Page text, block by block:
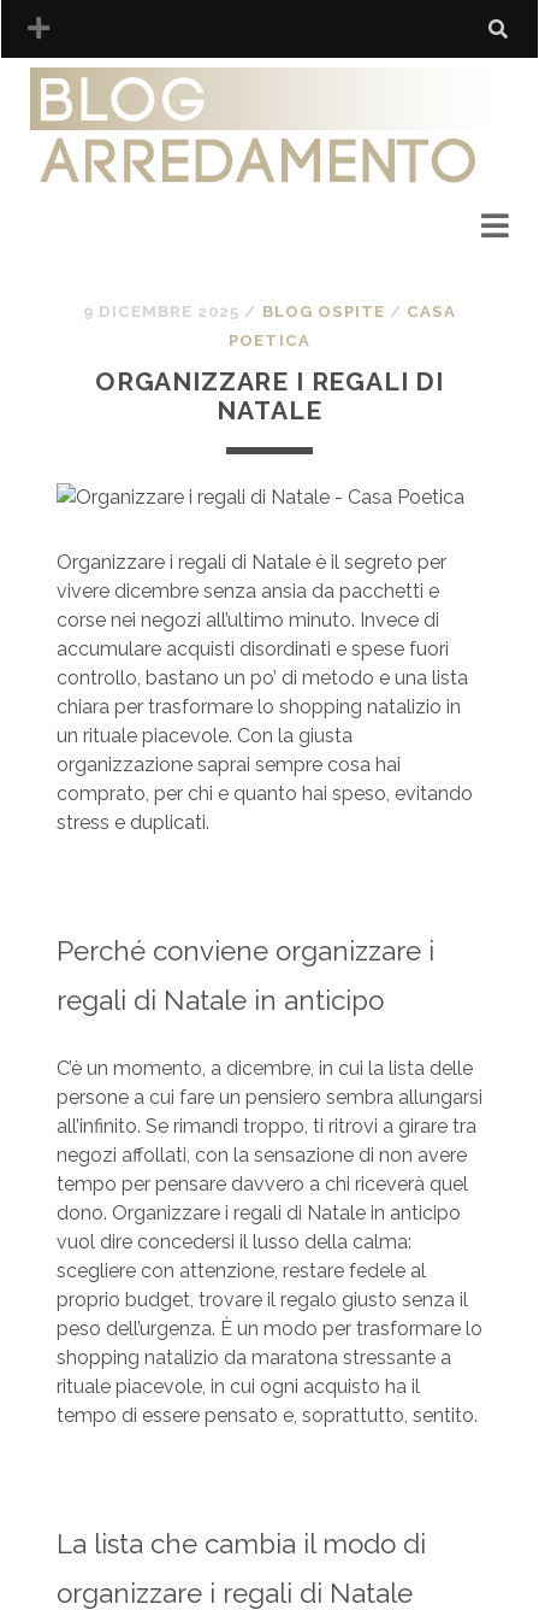
9 DICEMBRE 2025 / BLOG OSPITE / CASA
POETICA
ORGANIZZARE I REGALI DI
NATALE
Organizzare i regali di Natale è il segreto per
vivere dicembre senza ansia da pacchetti e
corse nei negozi all’ultimo minuto. Invece di
accumulare acquisti disordinati e spese fuori
controllo, bastano un po’ di metodo e una lista
chiara per trasformare lo shopping natalizio in
un rituale piacevole. Con la giusta
organizzazione saprai sempre cosa hai
comprato, per chi e quanto hai speso, evitando
stress e duplicati.
Perché conviene organizzare i
regali di Natale in anticipo
C’è un momento, a dicembre, in cui la lista delle
persone a cui fare un pensiero sembra allungarsi
all’infinito. Se rimandi troppo, ti ritrovi a girare tra
negozi affollati, con la sensazione di non avere
tempo per pensare davvero a chi riceverà quel
dono. Organizzare i regali di Natale in anticipo
vuol dire concedersi il lusso della calma:
scegliere con attenzione, restare fedele al
proprio budget, trovare il regalo giusto senza il
peso dell’urgenza. È un modo per trasformare lo
shopping natalizio da maratona stressante a
rituale piacevole, in cui ogni acquisto ha il
tempo di essere pensato e, soprattutto, sentito.
La lista che cambia il modo di
organizzare i regali di Natale